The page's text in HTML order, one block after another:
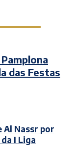
das Festas
Al Nassr por
I Liga